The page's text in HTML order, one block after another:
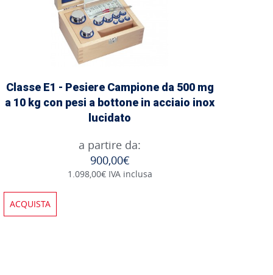
Classe E1 - Pesiere Campione da 500 mg
a 10 kg con pesi a bottone in acciaio inox
lucidato
a partire da:
900,00€
1.098,00€ IVA inclusa
ACQUISTA